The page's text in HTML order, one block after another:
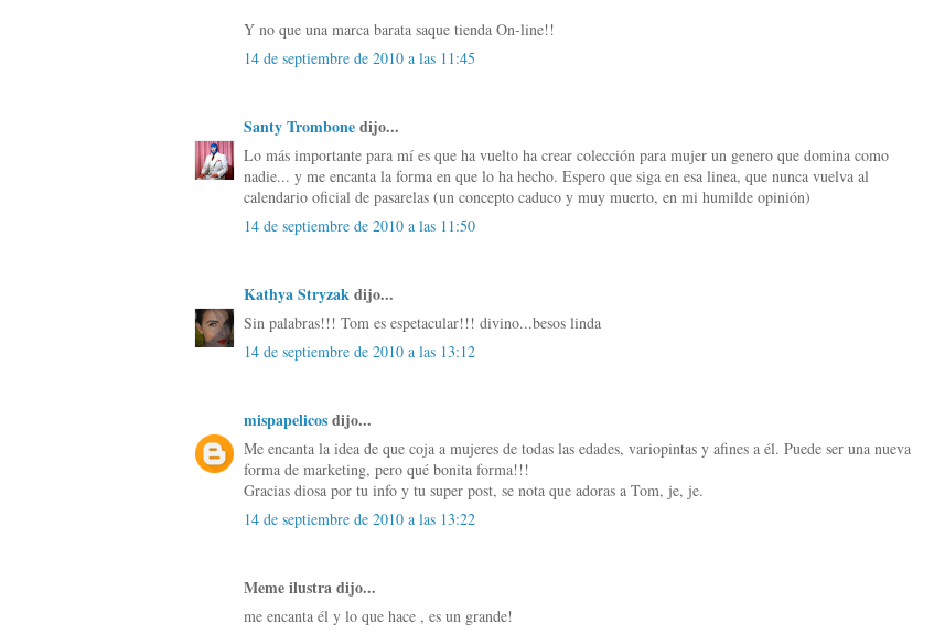
Y no que una marca barata saque tienda On-line!!
14 de septiembre de 2010 a las 11:45
Santy Trombonedijo...
Lo más importante para mí es que ha vuelto ha crear colección para mujer un genero que domina como
nadie... y me encanta la forma en que lo ha hecho. Espero que siga en esa linea, que nunca vuelva al
calendario oficial de pasarelas (un concepto caduco y muy muerto, en mi humilde opinión)
14 de septiembre de 2010 a las 11:50
Kathya Stryzakdijo...
Sin palabras!!! Tom es espetacular!!! divino...besos linda
14 de septiembre de 2010 a las 13:12
mispapelicosdijo...
Me encanta la idea de que coja a mujeres de todas las edades, variopintas y afines a él. Puede ser una nueva
forma de marketing, pero qué bonita forma!!!
Gracias diosa por tu info y tu super post, se nota que adoras a Tom, je, je.
14 de septiembre de 2010 a las 13:22
Meme ilustra dijo...
me encanta él y lo que hace , es un grande!